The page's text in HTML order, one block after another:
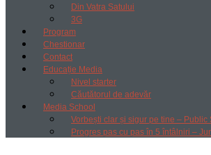
Din Vatra Satului
3G
Program
Chestionar
Contact
Educație Media
Nivel starter
Căutătorul de adevăr
Media School
Vorbești clar și sigur pe tine – Public
Progres pas cu pas în 5 întâlniri –